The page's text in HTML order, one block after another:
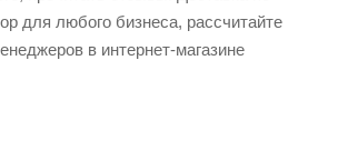
для любого бизнеса, рассчитайте
в интернет-магазине